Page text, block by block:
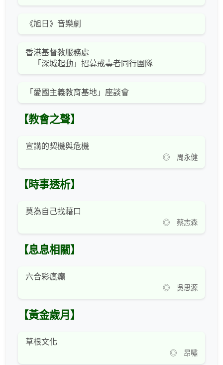
《旭日》音樂劇
香港基督教服務處
「深城起動」招募戒毒者同行團隊
「愛國主義教育基地」座談會
【教會之聲】
宣講的契機與危機
◎ 周永健
【時事透析】
莫為自己找藉口
◎ 蔡志森
【息息相關】
六合彩瘋癲
◎ 吳思源
【黃金歲月】
草根文化
◎ 昂嘯